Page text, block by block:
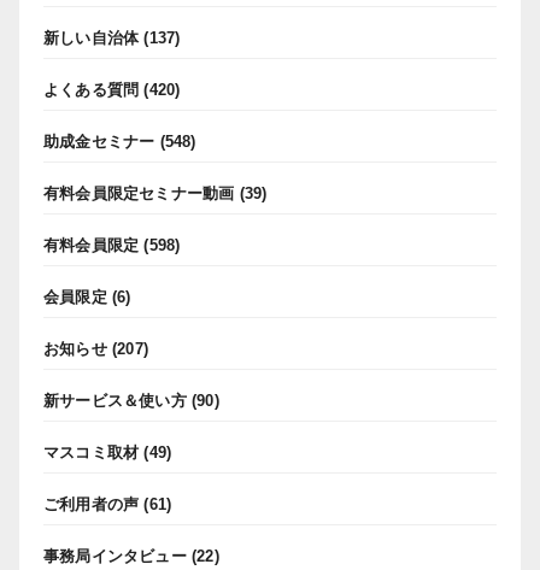
新しい自治体(137)
よくある質問 (420)
助成金セミナー (548)
有料会員限定セミナー動画 (39)
有料会員限定 (598)
会員限定 (6)
お知らせ(207)
新サービス＆使い方(90)
マスコミ取材 (49)
ご利用者の声 (61)
事務局インタビュー(22)